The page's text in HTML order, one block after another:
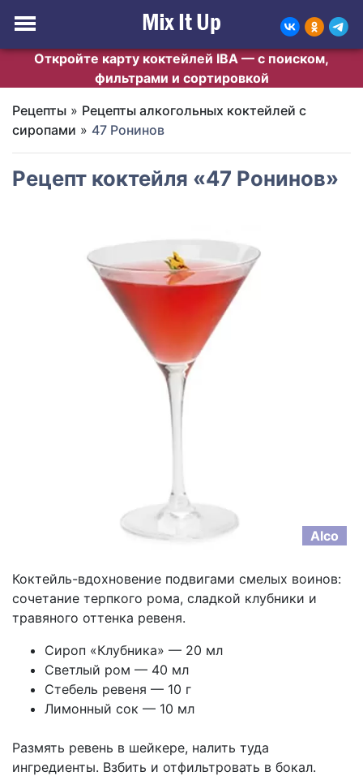
Откройте карту коктейлей IBA — с поиском,
фильтрами и сортировкой
Рецепты » Рецепты алкогольных коктейлей с
сиропами » 47 Ронинов
Рецепт коктейля «47 Ронинов»
Alco
Коктейль-вдохновение подвигами смелых воинов:
сочетание терпкого рома, сладкой клубники и
травяного оттенка ревеня.
Сироп «Клубника» — 20 мл
Светлый ром — 40 мл
Стебель ревеня — 10 г
Лимонный сок — 10 мл
Размять ревень в шейкере, налить туда
ингредиенты. Взбить и отфильтровать в бокал.